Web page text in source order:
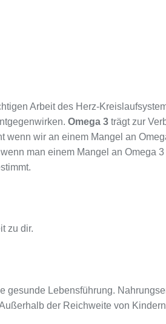
Arbeit des Herz-
Omega 3 trägt zur
wir an einem Mangel an
man einem Mangel an Omega
zu dir.
Lebensführung.
der Reichweite von